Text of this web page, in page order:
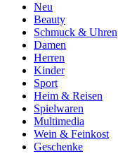
Neu
Beauty
Schmuck & Uhren
Damen
Herren
Kinder
Sport
Heim & Reisen
Spielwaren
Multimedia
Wein & Feinkost
Geschenke